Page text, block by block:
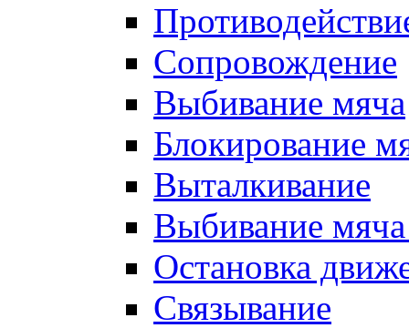
Сопровождение
Выбивание мяча
Блокирование
Выталкивание
Выбивание
Остановка
Связывание